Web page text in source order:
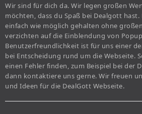
Wir sind für dich da. Wir legen großen
möchten, dass du Spaß bei Dealgott hast.
einfach wie möglich gehalten ohne
verzichten auf die Einblendung von
Benutzerfreundlichkeit ist für uns einer
bei Entscheidung rund um die Webseite.
einen Fehler finden, zum Beispiel bei der
dann kontaktiere uns gerne. Wir freuen
und Ideen für die DealGott Webseite.